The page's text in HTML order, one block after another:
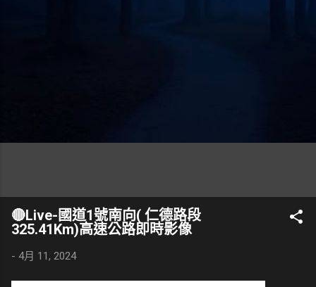
🔴Live-國道1號南向( 仁德路段
325.41Km)高速公路即時影像
- 4月 11, 2024